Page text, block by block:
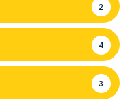
2
4
3